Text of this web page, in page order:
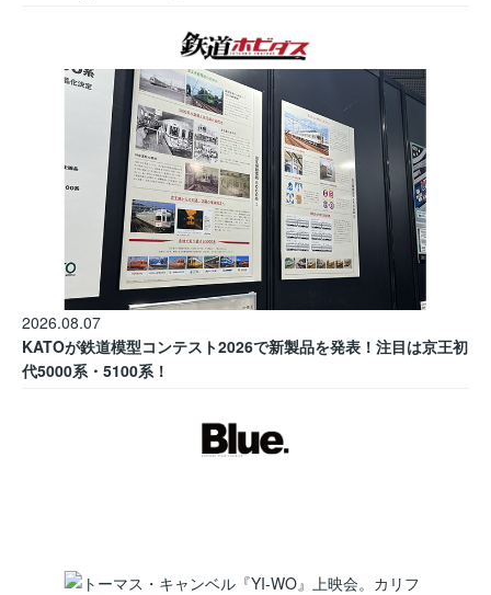
2026.08.07
KATOが鉄道模型コンテスト2026で新製品を発表！注目は京王初
代5000系・5100系！